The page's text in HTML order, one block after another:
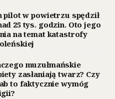
pilot w powietrzu spędził
25 tys. godzin. Oto jego
na temat katastrofy
muzułmańskie
zasłaniają twarz? Czy
to faktycznie wymóg